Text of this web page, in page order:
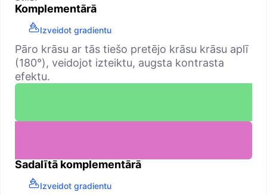
Komplementārā
Izveidot gradientu
Pāro krāsu ar tās tiešo pretējo krāsu krāsu aplī
(180°), veidojot izteiktu, augsta kontrasta
efektu.
Sadalītā komplementārā
Izveidot gradientu